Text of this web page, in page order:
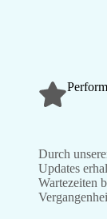
Durch
Updates
Wartezeiten